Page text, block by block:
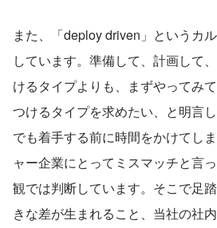
また、「deploy driven」というカ
しています。準備して、計画して
けるタイプよりも、まずやってみ
つけるタイプを求めたい、と明言
でも着手する前に時間をかけてし
ャー企業にとってミスマッチと言
観では判断しています。そこで足
きな差が生まれること、当社の社